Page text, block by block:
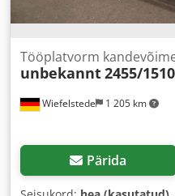
Wiefelstede 1 205 km
Tööplatvorm
unbekannt2455/
Pärida